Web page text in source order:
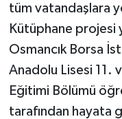
tüm vatandaşlara
Kütüphane projesi
Osmancık Borsa
Anadolu Lisesi 11.
Eğitimi Bölümü
tarafından hayata
Osmancık
Sungurlu
Uğurludağ